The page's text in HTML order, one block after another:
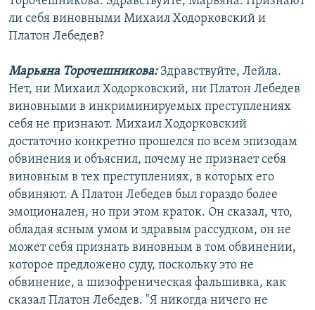
ли себя виновными Михаил Ходорковский и
Платон Лебедев?
Марьяна Торочешникова:Здравствуйте, Лейла.
Нет, ни Михаил Ходорковский, ни Платон Лебедев
виновными в инкриминируемых преступлениях
себя не признают. Михаил Ходорковский
достаточно конкретно прошелся по всем эпизодам
обвинения и объяснил, почему не признает себя
виновным в тех преступлениях, в которых его
обвиняют. А Платон Лебедев был гораздо более
эмоционален, но при этом краток. Он сказал, что,
обладая ясным умом и здравым рассудком, он не
может себя признать виновным в том обвинении,
которое предложено суду, поскольку это не
обвинение, а шизофреническая фальшивка, как
сказал Платон Лебедев. "Я никогда ничего не